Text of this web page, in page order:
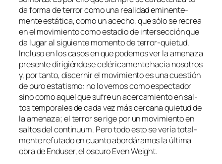
da for­ma de te­rror co­mo una reali­dad emi­nen­te­
men­te es­tá­ti­ca, co­mo un ace­cho, que só­lo se re­crea
en el mo­vi­mien­to co­mo es­ta­dio de in­ter­sec­ción que
da lu­gar al si­guien­te mo­men­to de terror-quietud.
Incluso en los ca­sos en que po­de­mos ver la ame­na­za
pre­sen­te di­ri­gién­do­se ce­lé­ri­ca­men­te ha­cia no­so­tros
y, por tan­to, dis­cer­nir el mo­vi­mien­to es una cues­tión
de pu­ro es­ta­tis­mo: no lo ve­mos co­mo es­pec­ta­dor
sino co­mo aquel que su­fre un acer­ca­mien­to en sal­
tos tem­po­ra­les de ca­da vez más cer­ca­na quie­tud de
la ame­na­za; el te­rror se ri­ge por un mo­vi­mien­to en
sal­tos del con­ti­nuum. Pero to­do es­to se ve­ría to­tal­
men­te re­fu­ta­do en cuan­to abor­dá­ra­mos la úl­ti­ma
obra de Enduser, el os­cu­ro Even Weight.